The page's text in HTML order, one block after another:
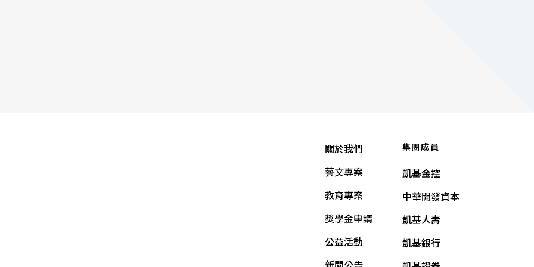
關於我們
藝文專案
教育專案
獎學金申請
公益活動
集團成員
凱基金控
中華開發資本
凱基人壽
凱基銀行